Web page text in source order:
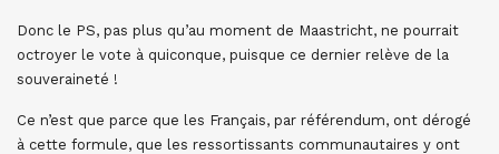
Donc le PS, pas plus qu’au moment de Maastricht, ne pourrait
octroyer le vote à quiconque, puisque ce dernier relève de la
souveraineté !
Ce n’est que parce que les Français, par référendum, ont dérogé
à cette formule, que les ressortissants communautaires y ont